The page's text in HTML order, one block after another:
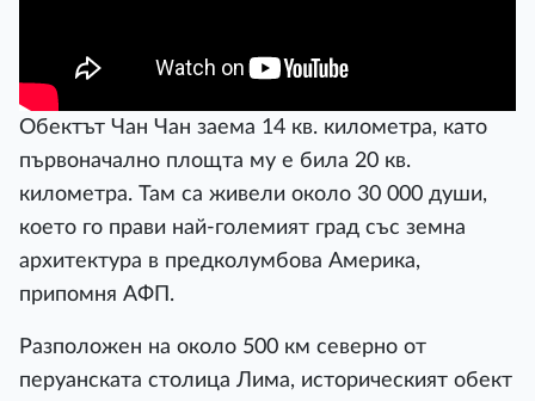
Обектът Чан Чан заема 14 кв. километра, като
първоначално площта му е била 20 кв.
километра. Там са живели около 30 000 души,
което го прави най-големият град със земна
архитектура в предколумбова Америка,
припомня АФП.
Разположен на около 500 км северно от
перуанската столица Лима, историческият обект